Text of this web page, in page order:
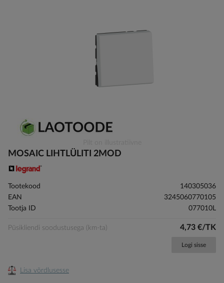
to
beginning
of
gallery
MOSAIC LIHTLÜLITI 2MOD
Tootekood
140305036
EAN
3245060770105
Tootja ID
077010L
Püsikliendi soodustusega (km-ta) 4,73 €/TK
Logi sisse
Lisa võrdlusesse